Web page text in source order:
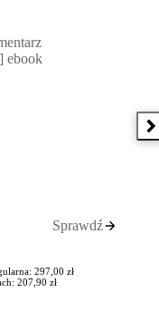
ebook
Sprawdź
297,00 zł
207,90 zł